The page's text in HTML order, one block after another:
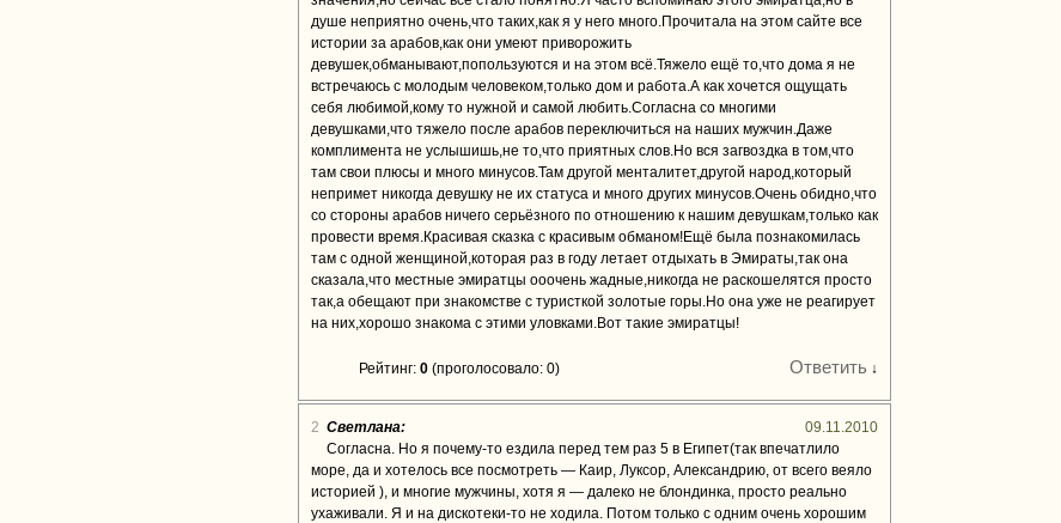
душе неприятно очень,что таких,как я у него много.Прочитала на этом сайте все
истории за арабов,как они умеют приворожить
девушек,обманывают,попользуются и на этом всё.Тяжело ещё то,что дома я не
встречаюсь с молодым человеком,только дом и работа.А как хочется ощущать
себя любимой,кому то нужной и самой любить.Согласна со многими
девушками,что тяжело после арабов переключиться на наших мужчин.Даже
комплимента не услышишь,не то,что приятных слов.Но вся загвоздка в том,что
там свои плюсы и много минусов.Там другой менталитет,другой народ,который
непримет никогда девушку не их статуса и много других минусов.Очень обидно,что
со стороны арабов ничего серьёзного по отношению к нашим девушкам,только как
провести время.Красивая сказка с красивым обманом!Ещё была познакомилась
там с одной женщиной,которая раз в году летает отдыхать в Эмираты,так она
сказала,что местные эмиратцы ооочень жадные,никогда не раскошелятся просто
так,а обещают при знакомстве с туристкой золотые горы.Но она уже не реагирует
на них,хорошо знакома с этими уловками.Вот такие эмиратцы!
Рейтинг: 0 (проголосовало: 0) Ответить ↓
2 Светлана:
09.11.2010
Согласна. Но я почему-то ездила перед тем раз 5 в Египет(так впечатлило
море, да и хотелось все посмотреть — Каир, Луксор, Александрию, от всего веяло
историей ), и многие мужчины, хотя я — далеко не блондинка, просто реально
ухаживали. Я и на дискотеки-то не ходила. Потом только с одним очень хорошим